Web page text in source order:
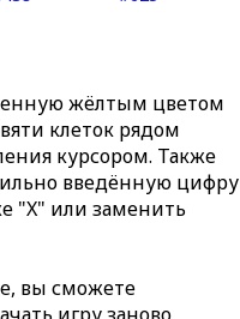
жёлтым цветом
клеток рядом
курсором. Также
введённую цифру
"X" или заменить
вы сможете